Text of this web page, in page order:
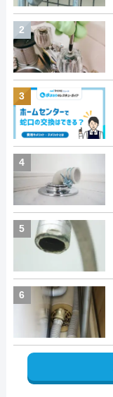
2
3
4
5
6